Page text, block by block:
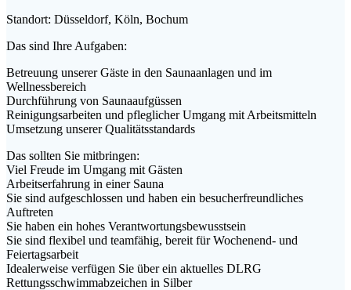
Standort: Düsseldorf, Köln, Bochum
Das sind Ihre Aufgaben:
Betreuung unserer Gäste in den Saunaanlagen und im
Wellnessbereich
Durchführung von Saunaaufgüssen
Reinigungsarbeiten und pfleglicher Umgang mit Arbeitsmitteln
Umsetzung unserer Qualitätsstandards
Das sollten Sie mitbringen:
Viel Freude im Umgang mit Gästen
Arbeitserfahrung in einer Sauna
Sie sind aufgeschlossen und haben ein besucherfreundliches
Auftreten
Sie haben ein hohes Verantwortungsbewusstsein
Sie sind flexibel und teamfähig, bereit für Wochenend- und
Feiertagsarbeit
Idealerweise verfügen Sie über ein aktuelles DLRG
Rettungsschwimmabzeichen in Silber